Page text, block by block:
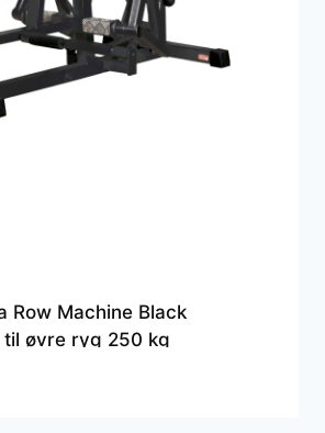
Row Machine Black
til øvre ryg 250 kg